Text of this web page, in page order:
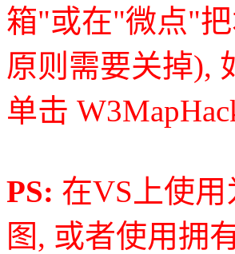
箱"或在"微点"
原则需要关掉),
单击
PS: 在VS上使
图, 或者使用拥